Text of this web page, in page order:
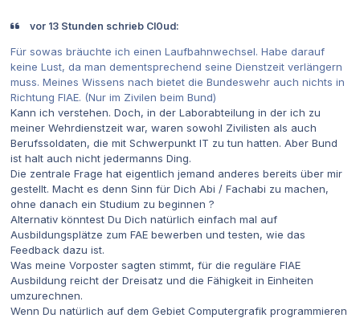
vor 13 Stunden schrieb Cl0ud:
Für sowas bräuchte ich einen Laufbahnwechsel. Habe darauf
keine Lust, da man dementsprechend seine Dienstzeit verlängern
muss. Meines Wissens nach bietet die Bundeswehr auch nichts in
Richtung FIAE. (Nur im Zivilen beim Bund)
Kann ich verstehen. Doch, in der Laborabteilung in der ich zu
meiner Wehrdienstzeit war, waren sowohl Zivilisten als auch
Berufssoldaten, die mit Schwerpunkt IT zu tun hatten. Aber Bund
ist halt auch nicht jedermanns Ding.
Die zentrale Frage hat eigentlich jemand anderes bereits über mir
gestellt. Macht es denn Sinn für Dich Abi / Fachabi zu machen,
ohne danach ein Studium zu beginnen ?
Alternativ könntest Du Dich natürlich einfach mal auf
Ausbildungsplätze zum FAE bewerben und testen, wie das
Feedback dazu ist.
Was meine Vorposter sagten stimmt, für die reguläre FIAE
Ausbildung reicht der Dreisatz und die Fähigkeit in Einheiten
umzurechnen.
Wenn Du natürlich auf dem Gebiet Computergrafik programmieren